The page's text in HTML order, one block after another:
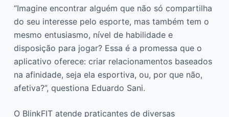
“Imagine encontrar alguém que não só compartilha
do seu interesse pelo esporte, mas também tem o
mesmo entusiasmo, nível de habilidade e
disposição para jogar? Essa é a promessa que o
aplicativo oferece: criar relacionamentos baseados
na afinidade, seja ela esportiva, ou, por que não,
afetiva?”, questiona Eduardo Sani.
O BlinkFIT atende praticantes de diversas